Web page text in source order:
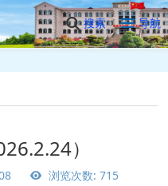
搜索 导航
）
浏览次数: 715